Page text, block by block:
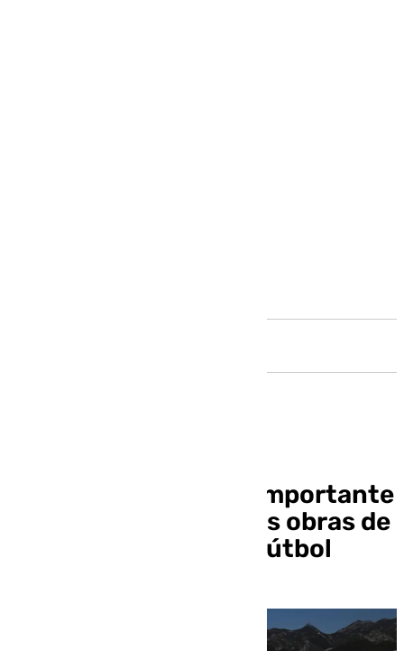
Marbella da un paso importante
para comenzar con las obras de
su nuevo estadio de fútbol